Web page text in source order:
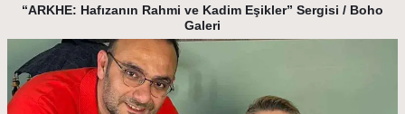
“ARKHE: Hafızanın Rahmi ve Kadim Eşikler” Sergisi / Boho
Galeri